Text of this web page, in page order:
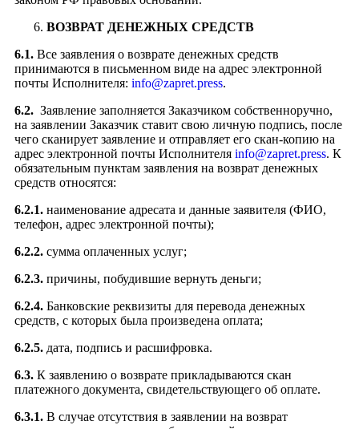
ВОЗВРАТ ДЕНЕЖНЫХ СРЕДСТВ
6.1. Все заявления о возврате денежных средств
принимаются в письменном виде на адрес электронной
почты Исполнителя: info@zapret.press.
6.2. Заявление заполняется Заказчиком собственноручно,
на заявлении Заказчик ставит свою личную подпись, после
чего сканирует заявление и отправляет его скан-копию на
адрес электронной почты Исполнителя info@zapret.press. К
обязательным пунктам заявления на возврат денежных
средств относятся:
6.2.1. наименование адресата и данные заявителя (ФИО,
телефон, адрес электронной почты);
6.2.2. сумма оплаченных услуг;
6.2.3. причины, побудившие вернуть деньги;
6.2.4. Банковские реквизиты для перевода денежных
средств, с которых была произведена оплата;
6.2.5. дата, подпись и расшифровка.
6.3. К заявлению о возврате прикладываются скан
платежного документа, свидетельствующего об оплате.
6.3.1. В случае отсутствия в заявлении на возврат